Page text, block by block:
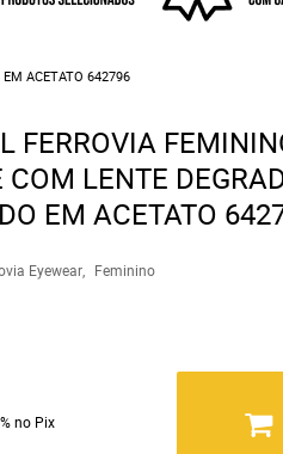
ACETATO 642796
FERROVIA
LENTE
EM ACETATO
Eyewear
Feminino
no Pix